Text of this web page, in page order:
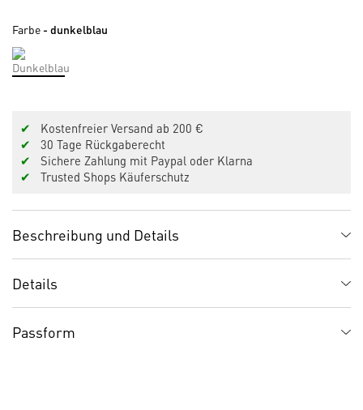
Farbe - dunkelblau
✔
Kostenfreier Versand ab 200 €
✔
30 Tage Rückgaberecht
✔
Sichere Zahlung mit Paypal oder Klarna
✔
Trusted Shops Käuferschutz
Beschreibung und Details
Details
Passform